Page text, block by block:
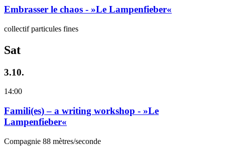
Embrasser le chaos - »Le Lampenfieber«
collectif particules fines
Sat
3.10.
14:00
Famili(es) – a writing workshop - »Le
Lampenfieber«
Compagnie 88 mètres/seconde